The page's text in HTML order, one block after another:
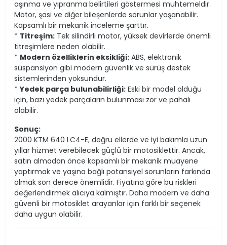
aşınma ve yıpranma belirtileri göstermesi muhtemeldir.
Motor, şasi ve diğer bileşenlerde sorunlar yaşanabilir.
Kapsamlı bir mekanik inceleme şarttır.
* Titreşim: Tek silindirli motor, yüksek devirlerde önemli
titreşimlere neden olabilir.
* Modern özelliklerin eksikliği: ABS, elektronik
süspansiyon gibi modern güvenlik ve sürüş destek
sistemlerinden yoksundur.
*Yedek parça bulunabilirliği: Eski bir model olduğu
için, bazı yedek parçaların bulunması zor ve pahalı
olabilir.
Sonuç:
2000 KTM 640 LC4-E, doğru ellerde ve iyi bakımla uzun
yıllar hizmet verebilecek güçlü bir motosiklettir. Ancak,
satın almadan önce kapsamlı bir mekanik muayene
yaptırmak ve yaşına bağlı potansiyel sorunların farkında
olmak son derece önemlidir. Fiyatına göre bu riskleri
değerlendirmek alıcıya kalmıştır. Daha modern ve daha
güvenli bir motosiklet arayanlar için farklı bir seçenek
daha uygun olabilir.